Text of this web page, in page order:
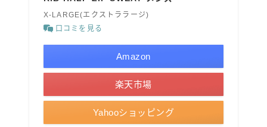
X-LARGE(エクストララージ)
口コミを見る
Amazon
楽天市場
Yahooショッピング